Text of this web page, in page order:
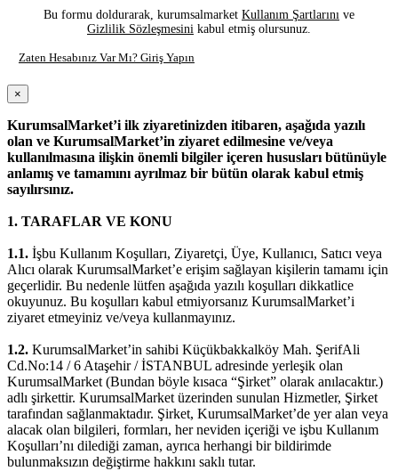
Bu formu doldurarak, kurumsalmarket Kullanım Şartlarınıve
Gizlilik Sözleşmesinikabul etmiş olursunuz.
Zaten Hesabınız Var Mı? Giriş Yapın
×
KurumsalMarket’i ilk ziyaretinizden itibaren, aşağıda yazılı
olan ve KurumsalMarket’in ziyaret edilmesine ve/veya
kullanılmasına ilişkin önemli bilgiler içeren hususları bütünüyle
anlamış ve tamamını ayrılmaz bir bütün olarak kabul etmiş
sayılırsınız.
1. TARAFLAR VE KONU
1.1. İşbu Kullanım Koşulları, Ziyaretçi, Üye, Kullanıcı, Satıcı veya
Alıcı olarak KurumsalMarket’e erişim sağlayan kişilerin tamamı için
geçerlidir. Bu nedenle lütfen aşağıda yazılı koşulları dikkatlice
okuyunuz. Bu koşulları kabul etmiyorsanız KurumsalMarket’i
ziyaret etmeyiniz ve/veya kullanmayınız.
1.2. KurumsalMarket’in sahibi Küçükbakkalköy Mah. ŞerifAli
Cd.No:14 / 6 Ataşehir / İSTANBUL adresinde yerleşik olan
KurumsalMarket (Bundan böyle kısaca “Şirket” olarak anılacaktır.)
adlı şirkettir. KurumsalMarket üzerinden sunulan Hizmetler, Şirket
tarafından sağlanmaktadır. Şirket, KurumsalMarket’de yer alan veya
alacak olan bilgileri, formları, her neviden içeriği ve işbu Kullanım
Koşulları’nı dilediği zaman, ayrıca herhangi bir bildirimde
bulunmaksızın değiştirme hakkını saklı tutar.